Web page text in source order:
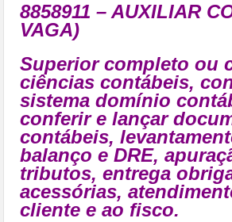
8858911 – AUXILIAR
VAGA)
Superior completo ou
ciências contábeis,
sistema domínio
conferir e lançar
contábeis,
balanço e DRE,
tributos, entrega
acessórias,
cliente e ao fisco.